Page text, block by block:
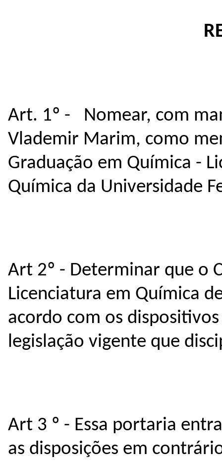
Art. 1º - Nomear, com
Vlademir Marim, como
Graduação em Química -
Química da Universidade
Art 2º - Determinar que o
Licenciatura em Química
acordo com os
legislação vigente que
Art 3 º - Essa portaria
as disposições em